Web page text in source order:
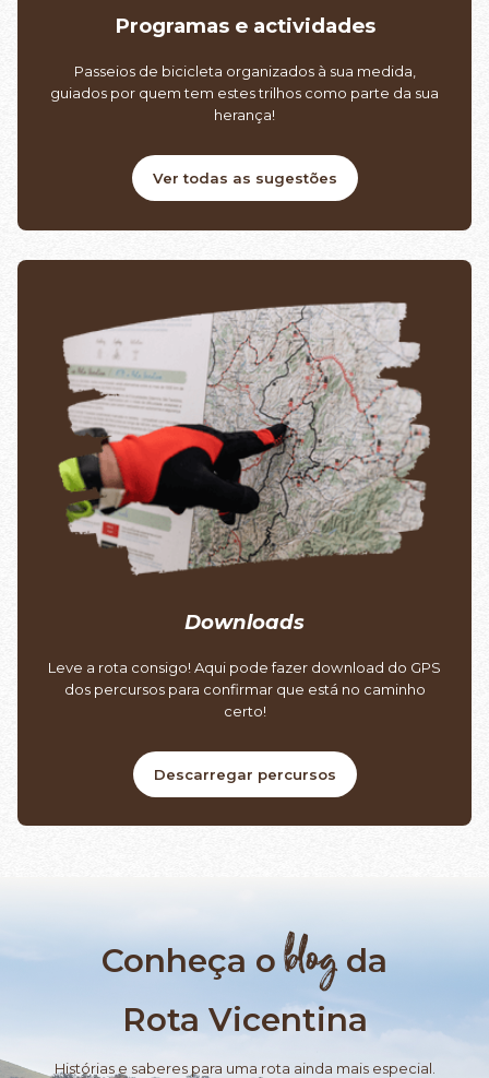
Programas e actividades
Passeios de bicicleta organizados à sua medida,
guiados por quem tem estes trilhos como parte da sua
herança!
Ver todas as sugestões
Downloads
Leve a rota consigo! Aqui pode fazer download do GPS
dos percursos para confirmar que está no caminho
certo!
Descarregar percursos
Conheça oblogda
Rota Vicentina
Histórias e saberes para uma rota ainda mais especial.